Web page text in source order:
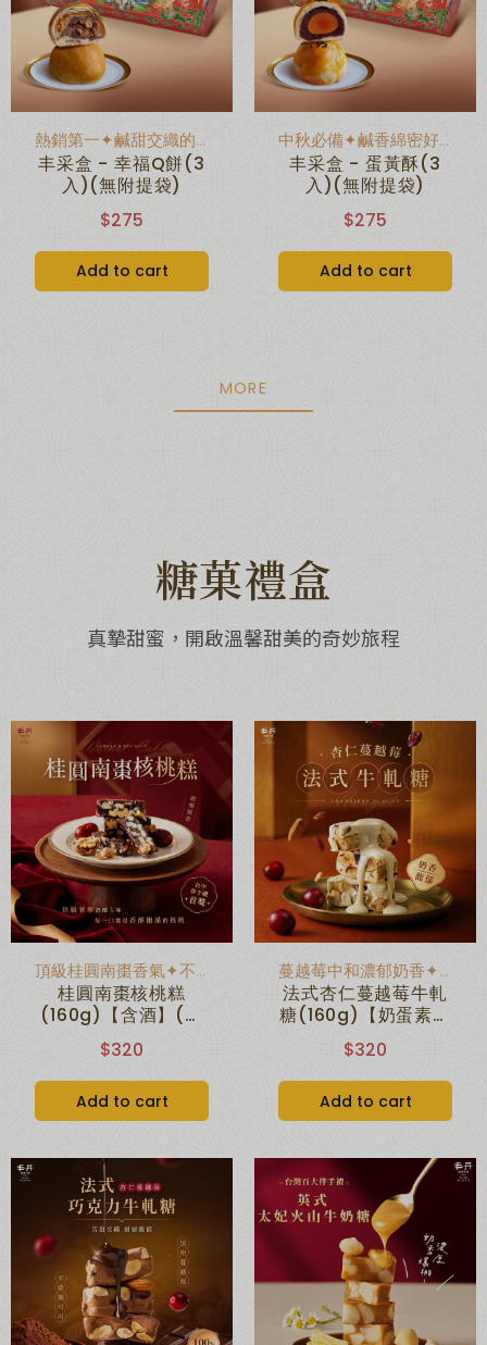
熱銷第一✦鹹甜交織的幸福感
丰采盒 - 幸福Q餅(3
入)(無附提袋)
$275
Add to cart
中秋必備✦鹹香綿密好滋味
丰采盒 - 蛋黃酥(3
入)(無附提袋)
$275
Add to cart
MORE
糖菓禮盒
真摯甜蜜，開啟溫馨甜美的奇妙旅程
頂級桂圓南棗香氣✦不甜不膩不黏牙
桂圓南棗核桃糕
(160g)【含酒】(無
附提袋)
$320
Add to cart
蔓越莓中和濃郁奶香✦層次分明
法式杏仁蔓越莓牛軋
糖(160g)【奶蛋素】
(無附提袋)
$320
Add to cart